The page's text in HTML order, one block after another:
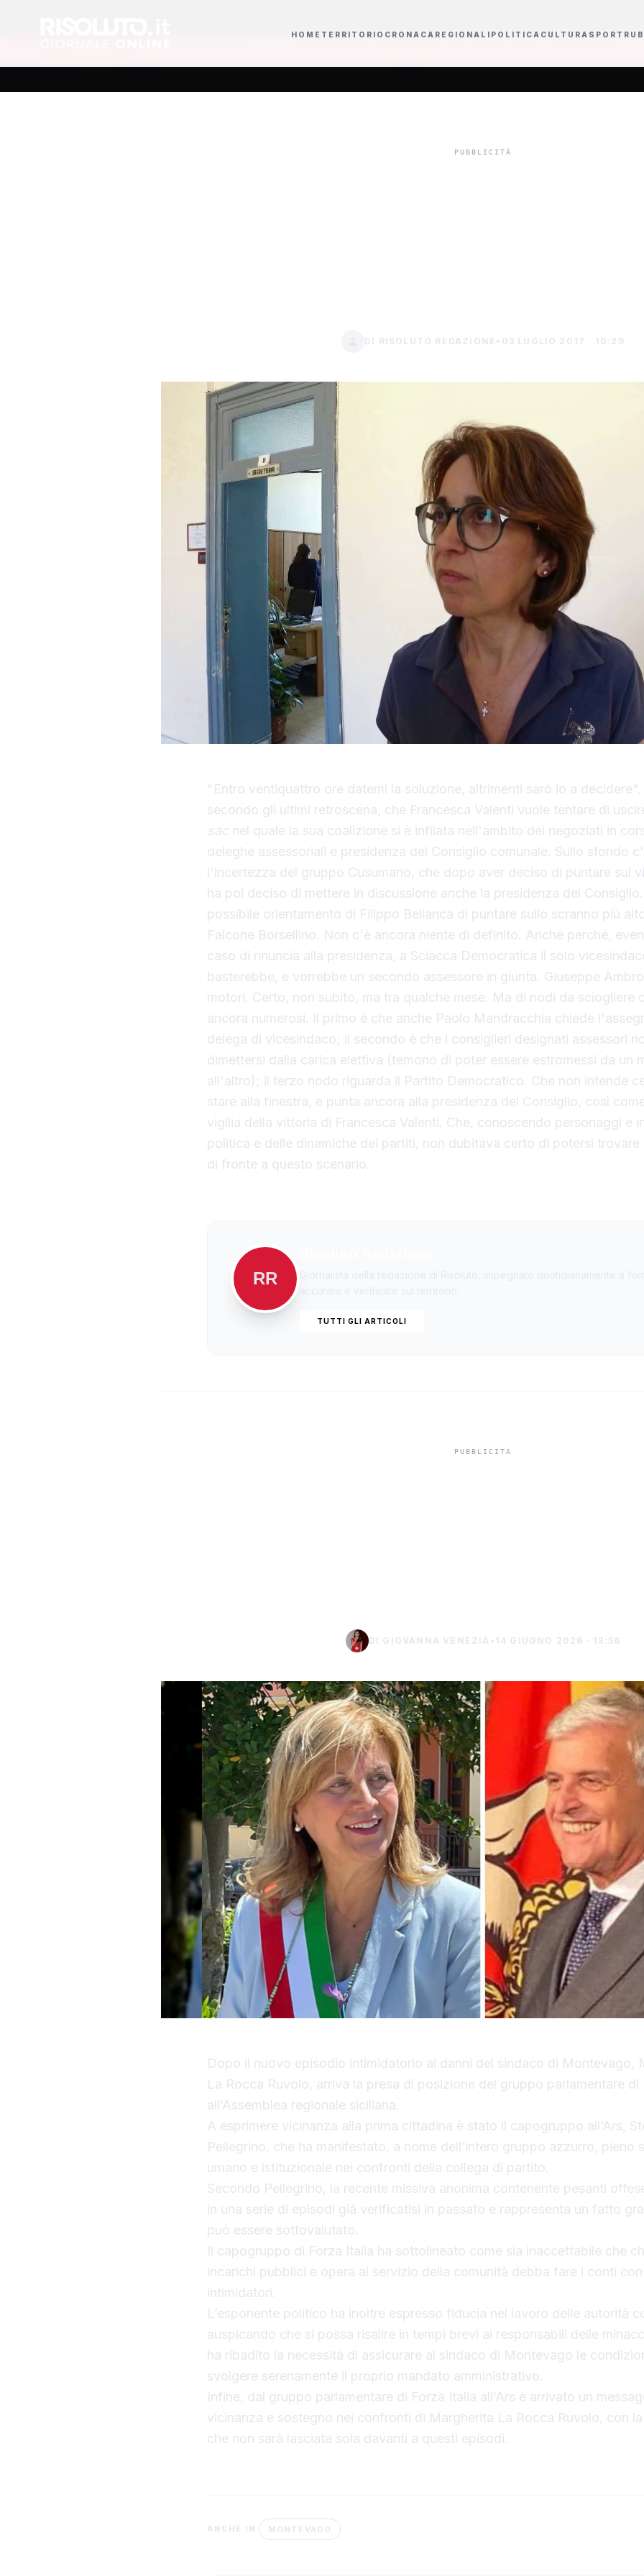
HOME TERRITORIO CRONACA REGIONALI POLITICA CULTURA SPORT
DI RISOLUTO REDAZIONE • 03 LUGLIO 2017 · 10:29
"Entro ventiquattro ore datemi la soluzione, altrimenti sarò io a decidere".
secondo gli ultimi retroscena, che Francesca Valenti vuole tentare di
sacnel quale la sua coalizione si è infilata nell'ambito dei negoziati in
deleghe assessoriali e presidenza del Consiglio comunale. Sullo sfondo
l'incertezza del gruppo Cusumano, che dopo aver deciso di puntare sul
ha poi deciso di mettere in discussione anche la presidenza del
possibile orientamento di Filippo Bellanca di puntare sullo scranno più
Falcone Borsellino. Non c'è ancora niente di definito. Anche perché,
caso di rinuncia alla presidenza, a Sciacca Democratica il solo
basterebbe, e vorrebbe un secondo assessore in giunta. Giuseppe
motori. Certo, non subito, ma tra qualche mese. Ma di nodi da sciogliere
ancora numerosi. Il primo è che anche Paolo Mandracchia chiede
delega di vicesindaco; il secondo è che i consiglieri designati assessori
dimettersi dalla carica elettiva (temono di poter essere estromessi da un
all'altro); il terzo nodo riguarda il Partito Democratico. Che non intende
stare alla finestra, e punta ancora alla presidenza del Consiglio, così
vigilia della vittoria di Francesca Valenti. Che, conoscendo personaggi e
politica e delle dinamiche dei partiti, non dubitava certo di potersi trovare
di fronte a questo scenario.
RR
TUTTI GLI ARTICOLI
DI GIOVANNA VENEZIA • 14 GIUGNO 2026 · 13:56
Dopo il nuovo episodio intimidatorio ai danni del sindaco di Montevago,
La Rocca Ruvolo, arriva la presa di posizione del gruppo parlamentare di
all’Assemblea regionale siciliana.
A esprimere vicinanza alla prima cittadina è stato il capogruppo all’Ars,
Pellegrino, che ha manifestato, a nome dell’intero gruppo azzurro, pieno
umano e istituzionale nei confronti della collega di partito.
Secondo Pellegrino, la recente missiva anonima contenente pesanti
in una serie di episodi già verificatisi in passato e rappresenta un fatto
può essere sottovalutato.
Il capogruppo di Forza Italia ha sottolineato come sia inaccettabile che
incarichi pubblici e opera al servizio della comunità debba fare i conti
intimidatori.
L’esponente politico ha inoltre espresso fiducia nel lavoro delle autorità
auspicando che si possa risalire in tempi brevi ai responsabili delle
ha ribadito la necessità di assicurare al sindaco di Montevago le
svolgere serenamente il proprio mandato amministrativo.
Infine, dal gruppo parlamentare di Forza Italia all’Ars è arrivato un
vicinanza e sostegno nei confronti di Margherita La Rocca Ruvolo, con
che non sarà lasciata sola davanti a questi episodi.
ANCHE IN MONTEVAGO